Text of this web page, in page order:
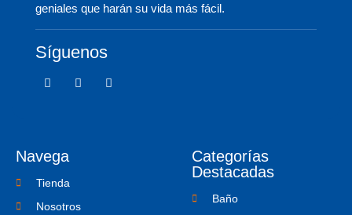
geniales que harán su vida más fácil.
Síguenos
F
a
k
f
T
w
I
c
Navega
Tienda
Nosotros
Categorías
Destacadas
Baño